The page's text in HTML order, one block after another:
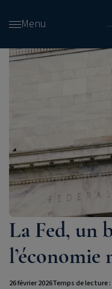
au
Menu
La Fed, un
l’économie
26 février 2026Temps de lecture